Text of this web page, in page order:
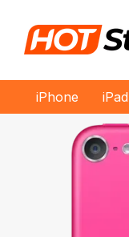
iPhone iPad